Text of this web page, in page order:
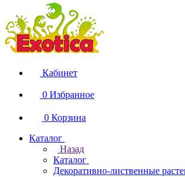
Кабинет
0 Избранное
0 Корзина
Каталог
Назад
Каталог
Декоративно-лиственные